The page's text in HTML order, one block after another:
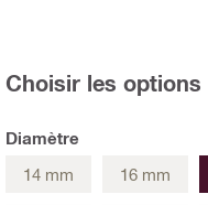
Choisir les options
Diamètre
14 mm
16 mm